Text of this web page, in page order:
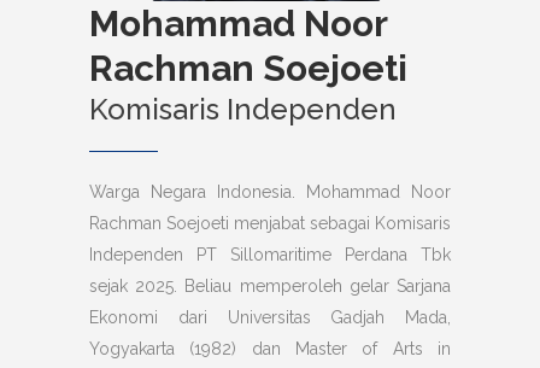
Mohammad Noor
Rachman Soejoeti
Komisaris Independen
Warga Negara Indonesia. Mohammad Noor
Rachman Soejoeti menjabat sebagai Komisaris
Independen PT Sillomaritime Perdana Tbk
sejak 2025. Beliau memperoleh gelar Sarjana
Ekonomi dari Universitas Gadjah Mada,
Yogyakarta (1982) dan Master of Arts in